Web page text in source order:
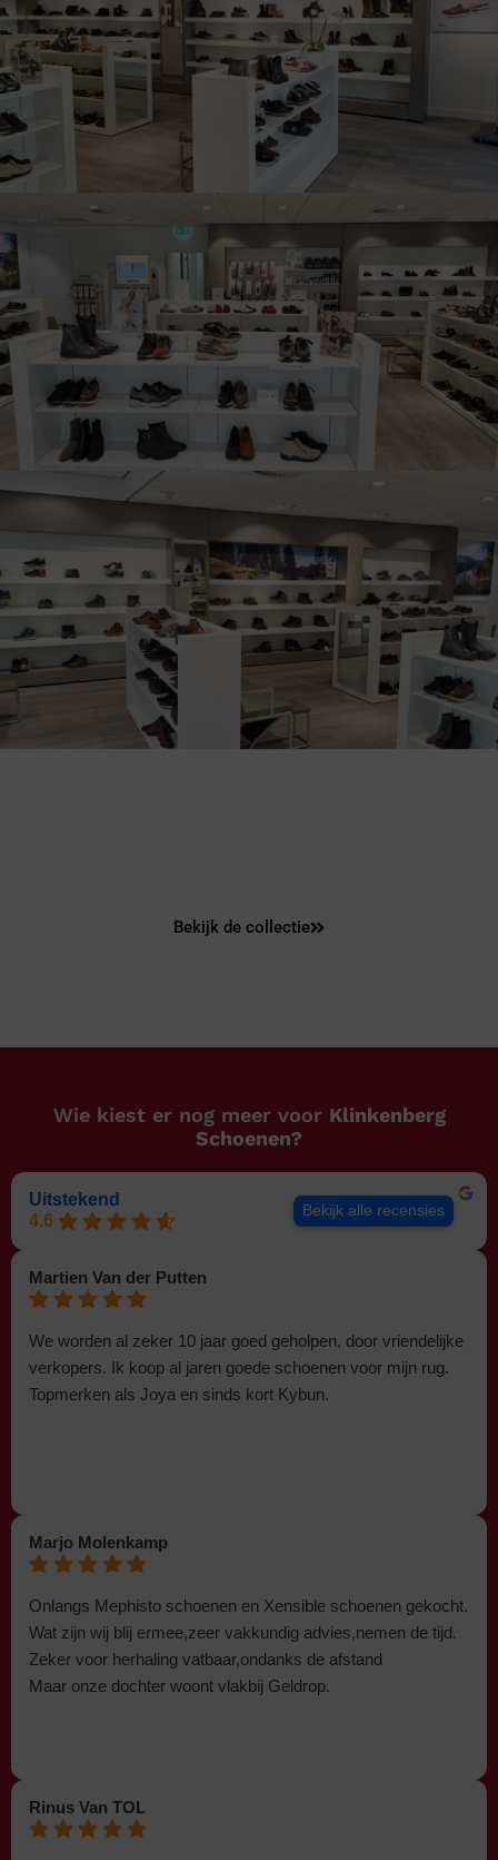
Bekijk de collectie
Wie kiest er nog meer voor Klinkenberg
Schoenen?
Uitstekend
4.6
Bekijk alle recensies
Martien Van der Putten
We worden al zeker 10 jaar goed geholpen, door vriendelijke
verkopers. Ik koop al jaren goede schoenen voor mijn rug.
Topmerken als Joya en sinds kort Kybun.
Marjo Molenkamp
Onlangs Mephisto schoenen en Xensible schoenen gekocht.
Wat zijn wij blij ermee,zeer vakkundig advies,nemen de tijd.
Zeker voor herhaling vatbaar,ondanks de afstand
Maar onze dochter woont vlakbij Geldrop.
Rinus Van TOL